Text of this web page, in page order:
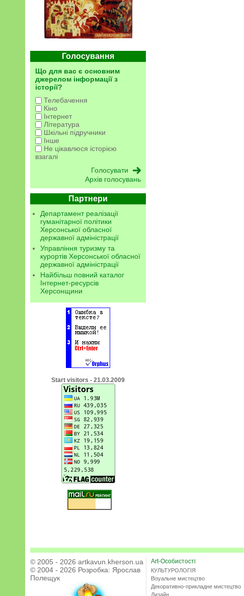
Голосування
Що для вас є основним
джерелом інформації з
історії?
Телебачення
Кіно
Інтернет
Література
Шкільні підручники
Інше
Не цікавлюся історією
взагалі
Архів голосувань
Партнери
Департамент реалізації
гуманітарної політики
Херсонської обласної
державної адміністрації
Управління туризму та
курортів Херсонської обласної
державної адміністрації
Найбільш повний каталог
Інтернет-ресурсів
Херсонщини
Start visitors - 21.03.2009
© 2005 - 2026 artkavun.kherson.ua
© 2004 - 2026 Розробка: Ярослав
Полещук
Art-Особистості
КУЛЬТУРОЛОГІЯ
Візуальне мистецтво
Декоративно-прикладне мистецтво
Дизайн